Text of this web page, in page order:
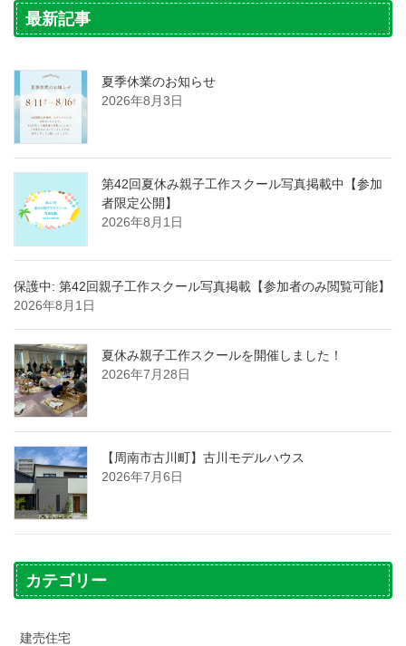
最新記事
夏季休業のお知らせ
2026年8月3日
第42回夏休み親子工作スクール写真掲載中【参加
者限定公開】
2026年8月1日
保護中: 第42回親子工作スクール写真掲載【参加者のみ閲覧可能】
2026年8月1日
夏休み親子工作スクールを開催しました！
2026年7月28日
【周南市古川町】古川モデルハウス
2026年7月6日
カテゴリー
建売住宅